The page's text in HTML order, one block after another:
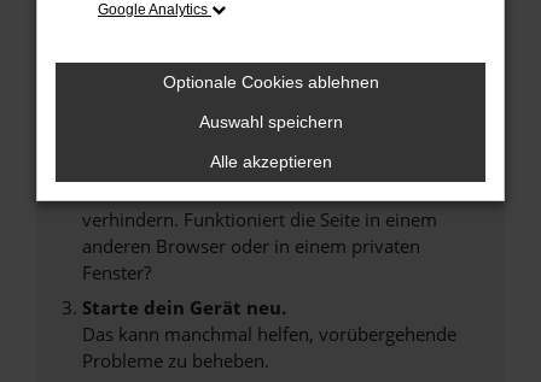
Überprüfe deine Firewall und deine
Laden andere Webseiten, zum Beispiel deine
Prüfe deine Browsererweiterungen.
Manche Erweiterungen, wie Werbeblocker,
verhindern. Funktioniert die Seite in einem
anderen Browser oder in einem privaten
Fenster?
Starte dein Gerät neu.
Das kann manchmal helfen, vorübergehende
Probleme zu beheben.
Google Analytics
Optionale Cookies ablehnen
Auswahl speichern
Alle akzeptieren